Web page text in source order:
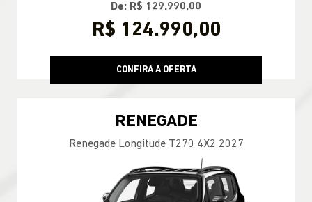
De: R$ 129.990,00
R$ 124.990,00
CONFIRA A OFERTA
RENEGADE
Renegade Longitude T270 4X2 2027